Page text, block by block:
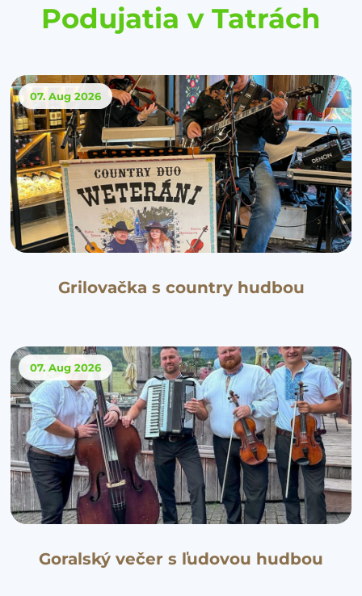
Podujatia v Tatrách
07. Aug 2026
Grilovačka s country hudbou
07. Aug 2026
Goralský večer s ľudovou hudbou